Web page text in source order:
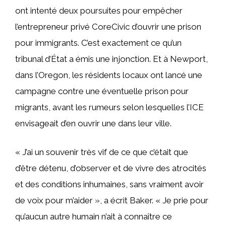
ont intenté deux poursuites pour empêcher
l’entrepreneur privé CoreCivic d’ouvrir une prison
pour immigrants. C’est exactement ce qu’un
tribunal d’État a émis une injonction. Et à Newport,
dans l’Oregon, les résidents locaux ont lancé une
campagne contre une éventuelle prison pour
migrants, avant les rumeurs selon lesquelles l’ICE
envisageait d’en ouvrir une dans leur ville.
« J’ai un souvenir très vif de ce que c’était que
d’être détenu, d’observer et de vivre des atrocités
et des conditions inhumaines, sans vraiment avoir
de voix pour m’aider », a écrit Baker. « Je prie pour
qu’aucun autre humain n’ait à connaître ce